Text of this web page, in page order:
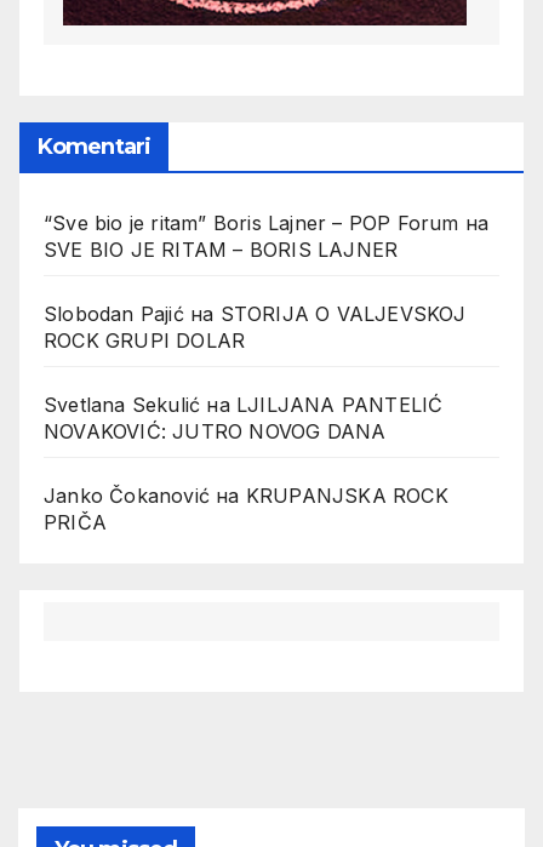
Komentari
“Sve bio je ritam” Boris Lajner – POP Forum на
SVE BIO JE RITAM – BORIS LAJNER
Slobodan Pajićна STORIJA O VALJEVSKOJ
ROCK GRUPI DOLAR
Svetlana Sekulić на LJILJANA PANTELIĆ
NOVAKOVIĆ: JUTRO NOVOG DANA
Janko Čokanović на KRUPANJSKA ROCK
PRIČA